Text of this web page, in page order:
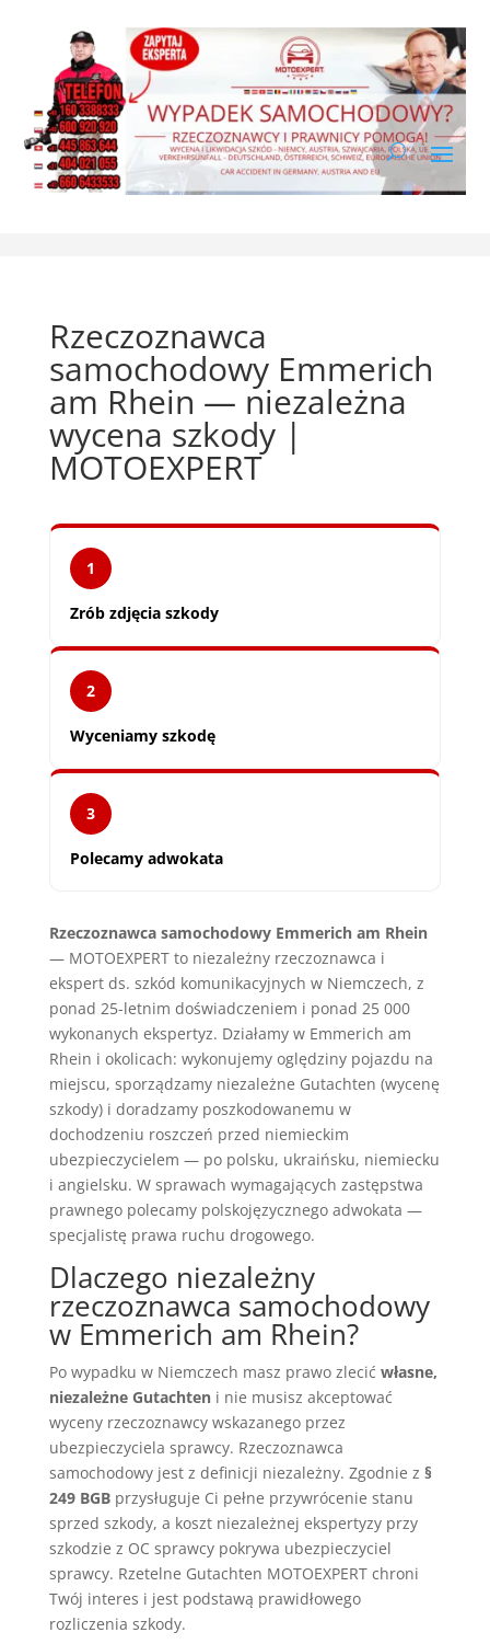
Rzeczoznawca
samochodowy Emmerich
am Rhein — niezależna
wycena szkody |
MOTOEXPERT
1
Zrób zdjęcia szkody
2
Wyceniamy szkodę
3
Polecamy adwokata
Rzeczoznawca samochodowy Emmerich am Rhein
— MOTOEXPERT to niezależny rzeczoznawca i
ekspert ds. szkód komunikacyjnych w Niemczech, z
ponad 25-letnim doświadczeniem i ponad 25 000
wykonanych ekspertyz. Działamy w Emmerich am
Rhein i okolicach: wykonujemy oględziny pojazdu na
miejscu, sporządzamy niezależne Gutachten (wycenę
szkody) i doradzamy poszkodowanemu w
dochodzeniu roszczeń przed niemieckim
ubezpieczycielem — po polsku, ukraińsku, niemiecku
i angielsku. W sprawach wymagających zastępstwa
prawnego polecamy polskojęzycznego adwokata —
specjalistę prawa ruchu drogowego.
Dlaczego niezależny
rzeczoznawca samochodowy
w Emmerich am Rhein?
Po wypadku w Niemczech masz prawo zlecić własne,
niezależne Gutachteni nie musisz akceptować
wyceny rzeczoznawcy wskazanego przez
ubezpieczyciela sprawcy. Rzeczoznawca
samochodowy jest z definicji niezależny. Zgodnie z §
249 BGBprzysługuje Ci pełne przywrócenie stanu
sprzed szkody, a koszt niezależnej ekspertyzy przy
szkodzie z OC sprawcy pokrywa ubezpieczyciel
sprawcy. Rzetelne Gutachten MOTOEXPERT chroni
Twój interes i jest podstawą prawidłowego
rozliczenia szkody.